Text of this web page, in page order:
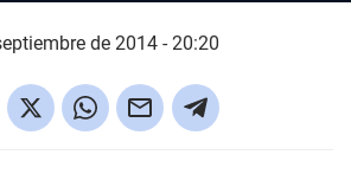
de 2014 - 20:20